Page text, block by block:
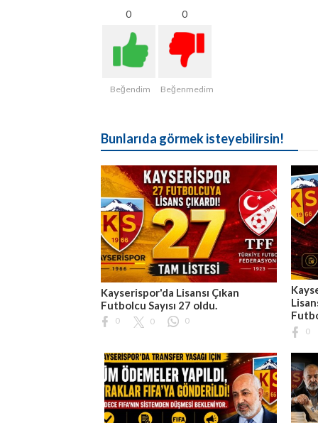
0
Beğendim
0
Beğenmedim
Bunlarıda görmek isteyebilirsin!
Kayserispor'da Lisansı Çıkan
Futbolcu Sayısı 27 oldu.
0 0 0
0